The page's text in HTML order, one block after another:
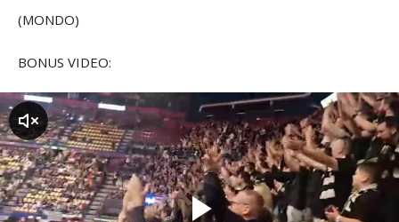
(MONDO)
BONUS VIDEO: